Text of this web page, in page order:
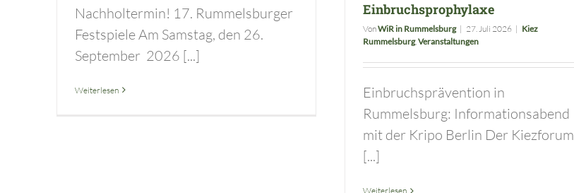
Nachholtermin! 17. Rummelsburger
Festspiele Am Samstag, den 26.
September 2026 [...]
Weiterlesen
Einbruchsprophylaxe
VonWiR in Rummelsburg | 27. Juli 2026 | Kiez
Rummelsburg,Veranstaltungen
Einbruchsprävention in
Rummelsburg: Informationsabend
mit der Kripo Berlin Der Kiezforum
[...]
Weiterlesen